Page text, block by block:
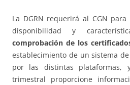
La DGRN requerirá al CGN
disponibilidad y
comprobación de los
establecimiento de un sistema de
por las distintas plataformas,
trimestral proporcione